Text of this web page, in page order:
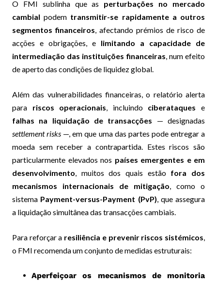
O FMI sublinha que as perturbações no mercado
cambial podem transmitir-se rapidamente a outros
segmentos financeiros, afectando prémios de risco de
acções e obrigações, e limitando a capacidade de
intermediação das instituições financeiras, num efeito
de aperto das condições de liquidez global.
Além das vulnerabilidades financeiras, o relatório alerta
para riscos operacionais, incluindo ciberataques e
falhas na liquidação de transacções — designadas
settlement risks —, em que uma das partes pode entregar a
moeda sem receber a contrapartida. Estes riscos são
particularmente elevados nos países emergentes e em
desenvolvimento, muitos dos quais estão fora dos
mecanismos internacionais de mitigação, como o
sistema Payment-versus-Payment (PvP), que assegura
a liquidação simultânea das transacções cambiais.
Para reforçar a resiliência e prevenir riscos sistémicos,
o FMI recomenda um conjunto de medidas estruturais:
Aperfeiçoar os mecanismos de monitoria